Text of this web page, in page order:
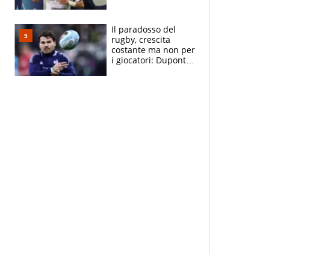
prove”
Il paradosso del
rugby, crescita
costante ma non per
i giocatori: Dupont